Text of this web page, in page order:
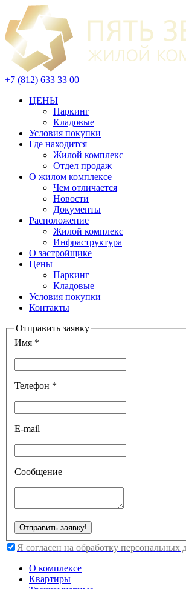
+7 (812) 633 33 00
ЦЕНЫ
Паркинг
Кладовые
Условия покупки
Где находится
Жилой комплекс
Отдел продаж
О жилом комплексе
Чем отличается
Новости
Документы
Расположение
Жилой комплекс
Инфраструктура
О застройщике
Цены
Паркинг
Кладовые
Условия покупки
Контакты
Отправить заявку
Имя *
Телефон *
E-mail
Сообщение
Я согласен на обработку персональных
О комплексе
Квартиры